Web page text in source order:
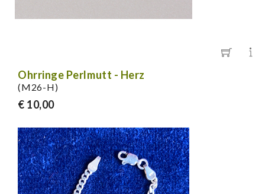
Ohrringe Perlmutt - Herz
(M26-H)
€ 10,00